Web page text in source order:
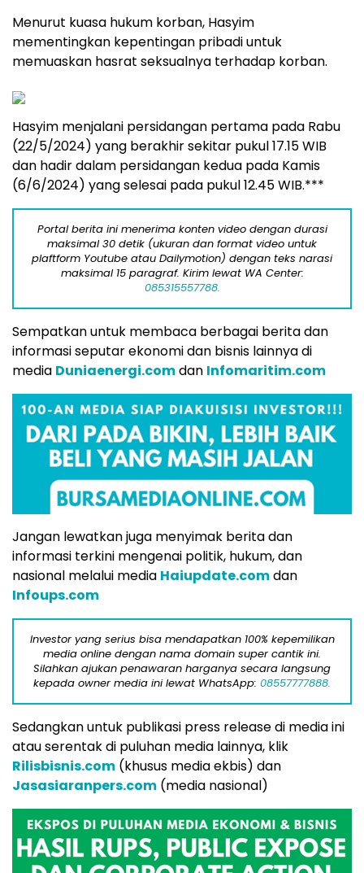
Menurut kuasa hukum korban, Hasyim
mementingkan kepentingan pribadi untuk
memuaskan hasrat seksualnya terhadap korban.
Hasyim menjalani persidangan pertama pada Rabu
(22/5/2024) yang berakhir sekitar pukul 17.15 WIB
dan hadir dalam persidangan kedua pada Kamis
(6/6/2024) yang selesai pada pukul 12.45 WIB.***
Portal berita ini menerima konten video dengan durasi
maksimal 30 detik (ukuran dan format video untuk
plaftform Youtube atau Dailymotion) dengan teks narasi
maksimal 15 paragraf. Kirim lewat WA Center:
085315557788.
Sempatkan untuk membaca berbagai berita dan
informasi seputar ekonomi dan bisnis lainnya di
media Duniaenergi.comdan Infomaritim.com
Jangan lewatkan juga menyimak berita dan
informasi terkini mengenai politik, hukum, dan
nasional melalui media Haiupdate.comdan
Infoups.com
Investor yang serius bisa mendapatkan 100% kepemilikan
media online dengan nama domain super cantik ini.
Silahkan ajukan penawaran harganya secara langsung
kepada owner media ini lewat WhatsApp: 08557777888.
Sedangkan untuk publikasi press release di media ini
atau serentak di puluhan media lainnya, klik
Rilisbisnis.com (khusus media ekbis) dan
Jasasiaranpers.com (media nasional)